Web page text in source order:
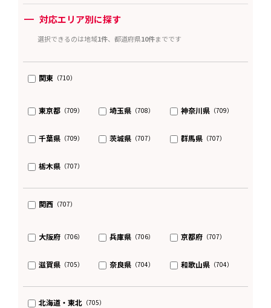
ー 対応エリア別に探す
選択できるのは地域1件、都道府県10件までです
関東（710）
東京都（709） 埼玉県 （708） 神奈川県 （709）
千葉県（709） 茨城県 （707） 群馬県 （707）
栃木県（707）
関西（707）
大阪府（706） 兵庫県 （706） 京都府 （707）
滋賀県（705） 奈良県 （704） 和歌山県 （704）
北海道・東北（705）